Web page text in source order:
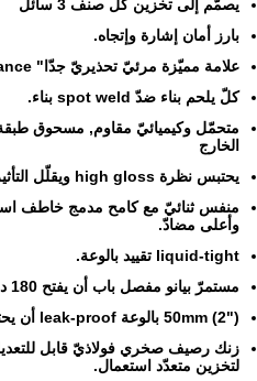
يصمّم إلى تخزين كلّ صنف 3 سائل
بارز أمان إشارة وإتجاه.
علامة مميّزة مرئيّ تحذيريّ جدّا" subsistance نار بعيدا".
كلّ يلحم بناء ضدّ spot weld بناء.
متحمّل وكيميائيّ مقاوم, مسحوق طبقة
الخارج
يحتبس نظرة high gloss ويقلّل التأثير من تآكل ورطوبة.
منفس ثنائيّ مع كامح مدمج خاطف
وأعلى مضادّ.
liquid-tight تقييد بالوعة.
مستمرّ بيانو مفصل باب أن يفتح 180 درجة
50mm (2") بالوعة leak-proof أن يحتوي سدادة.
لتخزين متعدّد استعمال.